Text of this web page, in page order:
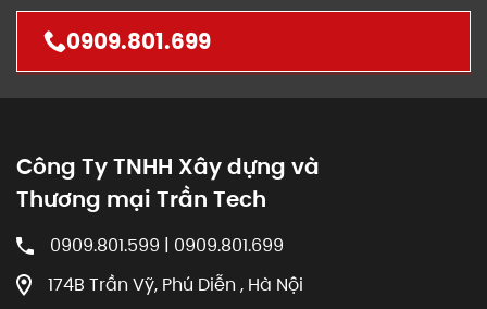
0909.801.699
Công Ty TNHH Xây dựng và
Thương mại Trần Tech
0909.801.599 | 0909.801.699
174B Trần Vỹ, Phú Diễn , Hà Nội